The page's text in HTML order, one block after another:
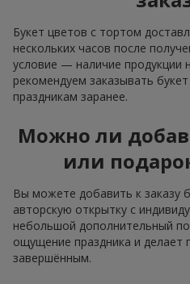
Букет цветов с тортом
нескольких часов после
условие — наличие продукции
рекомендуем заказывать
праздникам заранее.
Можно ли
или
Вы можете добавить к заказу
авторскую открытку с
небольшой дополнительный
ощущение праздника и делает
завершённым.